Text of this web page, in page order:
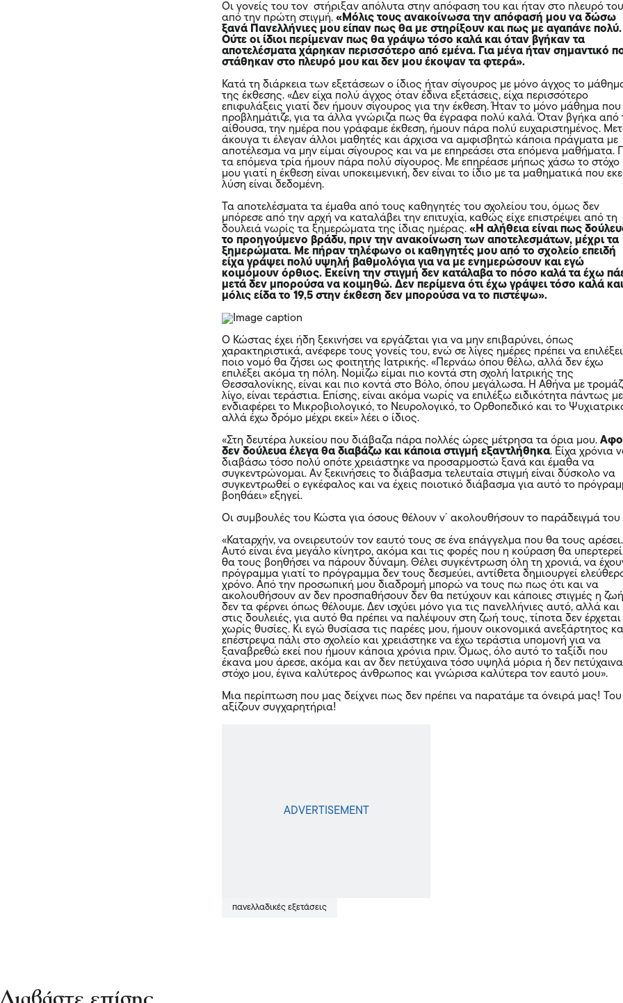
Οι γονείς του τον στήριξαν απόλυτα στην απόφαση του και ήταν στο πλευρό του
από την πρώτη στιγμή.«Μόλις τους ανακοίνωσα την απόφασή μου να δώσω
ξανά Πανελλήνιες μου είπαν πως θα με στηρίξουν και πως με αγαπάνε πολύ.
Ούτε οι ίδιοι περίμεναν πως θα γράψω τόσο καλά και όταν βγήκαν τα
αποτελέσματα χάρηκαν περισσότερο από εμένα. Για μένα ήταν σημαντικό
στάθηκαν στο πλευρό μου και δεν μου έκοψαν τα φτερά».
Κατά τη διάρκεια των εξετάσεων ο ίδιος ήταν σίγουρος με μόνο άγχος το
της έκθεσης. «Δεν είχα πολύ άγχος όταν έδινα εξετάσεις, είχα περισσότερο
επιφυλάξεις γιατί δεν ήμουν σίγουρος για την έκθεση. Ήταν το μόνο μάθημα που
προβλημάτιζε, για τα άλλα γνώριζα πως θα έγραφα πολύ καλά. Όταν βγήκα από
αίθουσα, την ημέρα που γράφαμε έκθεση, ήμουν πάρα πολύ ευχαριστημένος.
άκουγα τι έλεγαν άλλοι μαθητές και άρχισα να αμφισβητώ κάποια πράγματα με
αποτέλεσμα να μην είμαι σίγουρος και να με επηρεάσει στα επόμενα μαθήματα.
τα επόμενα τρία ήμουν πάρα πολύ σίγουρος. Με επηρέασε μήπως χάσω το στόχο
μου γιατί η έκθεση είναι υποκειμενική, δεν είναι το ίδιο με τα μαθηματικά που
λύση είναι δεδομένη.
Τα αποτελέσματα τα έμαθα από τους καθηγητές του σχολείου του, όμως δεν
μπόρεσε από την αρχή να καταλάβει την επιτυχία, καθώς είχε επιστρέψει από τη
δουλειά νωρίς τα ξημερώματα της ίδιας ημέρας.«Η αλήθεια είναι πως
το προηγούμενο βράδυ, πριν την ανακοίνωση των αποτελεσμάτων, μέχρι τα
ξημερώματα. Με πήραν τηλέφωνο οι καθηγητές μου από το σχολείο επειδή
είχα γράψει πολύ υψηλή βαθμολόγια για να με ενημερώσουν και εγώ
κοιμόμουν όρθιος. Εκείνη την στιγμή δεν κατάλαβα το πόσο καλά τα έχω
μετά δεν μπορούσα να κοιμηθώ. Δεν περίμενα ότι έχω γράψει τόσο καλά
μόλις είδα το 19,5 στην έκθεση δεν μπορούσα να το πιστέψω».
Ο Κώστας έχει ήδη ξεκινήσει να εργάζεται για να μην επιβαρύνει, όπως
χαρακτηριστικά, ανέφερε τους γονείς του, ενώ σε λίγες ημέρες πρέπει να
ποιο νομό θα ζήσει ως φοιτητής Ιατρικής. «Περνάω όπου θέλω, αλλά δεν έχω
επιλέξει ακόμα τη πόλη. Νομίζω είμαι πιο κοντά στη σχολή Ιατρικής της
Θεσσαλονίκης, είναι και πιο κοντά στο Βόλο, όπου μεγάλωσα. Η Αθήνα με
λίγο, είναι τεράστια. Επίσης, είναι ακόμα νωρίς να επιλέξω ειδικότητα πάντως με
ενδιαφέρει το Μικροβιολογικό, το Νευρολογικό, το Ορθοπεδικό και το
αλλά έχω δρόμο μέχρι εκεί» λέει ο ίδιος.
«Στη δευτέρα λυκείου που διάβαζα πάρα πολλές ώρες μέτρησα τα όρια μου.
δεν δούλευα έλεγα θα διαβάζω και κάποια στιγμή εξαντλήθηκα. Είχα χρόνια
διαβάσω τόσο πολύ οπότε χρειάστηκε να προσαρμοστώ ξανά και έμαθα να
συγκεντρώνομαι. Αν ξεκινήσεις το διάβασμα τελευταία στιγμή είναι δύσκολο να
συγκεντρωθεί ο εγκέφαλος και να έχεις ποιοτικό διάβασμα για αυτό το
βοηθάει» εξηγεί.
Οι συμβουλές του Κώστα για όσους θέλουν ν´ ακολουθήσουν το παράδειγμά του
«Καταρχήν, να ονειρευτούν τον εαυτό τους σε ένα επάγγελμα που θα τους αρέσει.
Αυτό είναι ένα μεγάλο κίνητρο, ακόμα και τις φορές που η κούραση θα
θα τους βοηθήσει να πάρουν δύναμη. Θέλει συγκέντρωση όλη τη χρονιά, να
πρόγραμμα γιατί το πρόγραμμα δεν τους δεσμεύει, αντίθετα δημιουργεί
χρόνο. Από την προσωπική μου διαδρομή μπορώ να τους πω πως ότι και να
ακολουθήσουν αν δεν προσπαθήσουν δεν θα πετύχουν και κάποιες στιγμές η ζωή
δεν τα φέρνει όπως θέλουμε. Δεν ισχύει μόνο για τις πανελλήνιες αυτό, αλλά και
στις δουλειές, για αυτό θα πρέπει να παλέψουν στη ζωή τους, τίποτα δεν έρχεται
χωρίς θυσίες. Κι εγώ θυσίασα τις παρέες μου, ήμουν οικονομικά ανεξάρτητος
επέστρεψα πάλι στο σχολείο και χρειάστηκε να έχω τεράστια υπομονή για να
ξαναβρεθώ εκεί που ήμουν κάποια χρόνια πριν. Όμως, όλο αυτό το ταξίδι που
έκανα μου άρεσε, ακόμα και αν δεν πετύχαινα τόσο υψηλά μόρια ή δεν
στόχο μου, έγινα καλύτερος άνθρωπος και γνώρισα καλύτερα τον εαυτό μου».
Μια περίπτωση που μας δείχνει πως δεν πρέπει να παρατάμε τα όνειρά μας! Του
αξίζουν συγχαρητήρια!
πανελλαδικές εξετάσεις